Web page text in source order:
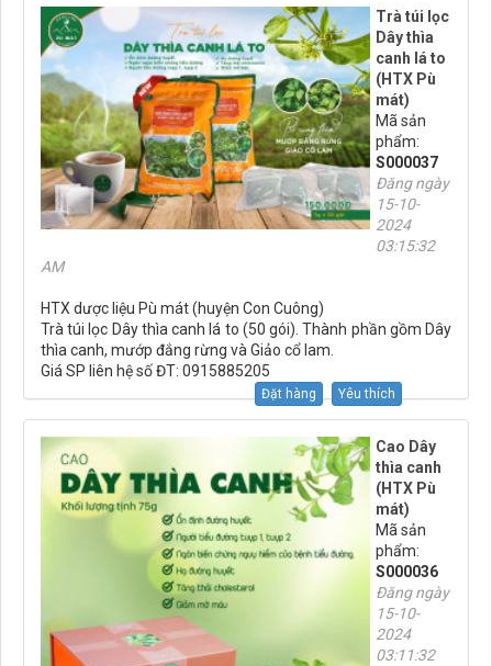
Trà túi lọc
Dây thìa
canh lá to
(HTX Pù
mát)
Mã sản
phẩm:
S000037
Đăng ngày
15-10-
2024
03:15:32
AM
HTX dược liệu Pù mát (huyện Con Cuông)
Trà túi lọc Dây thìa canh lá to (50 gói). Thành phần gồm Dây
thìa canh, mướp đắng rừng và Giảo cổ lam.
Giá SP liên hệ số ĐT: 0915885205
Đặt hàng Yêu thích
Cao Dây
thìa canh
(HTX Pù
mát)
Mã sản
phẩm:
S000036
Đăng ngày
15-10-
2024
03:11:32